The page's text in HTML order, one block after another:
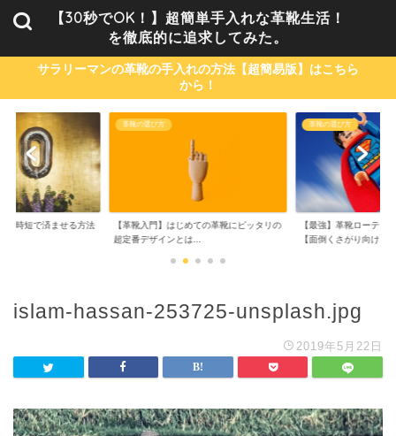
【30秒でOK！】超簡単手入れな革靴生活！
を徹底的に追求してみた。
サラリーマンの革靴の手入れの方法【超簡易版】はこちら
から！
・時短で済ませる方法
革靴の選び方
【革靴入門】はじめての革靴にピッタリの
超定番デザインとは...
革靴の選び方
【最強】革靴ローテー
【面倒くさがり向け...
islam-hassan-253725-unsplash.jpg
2019年5月22日